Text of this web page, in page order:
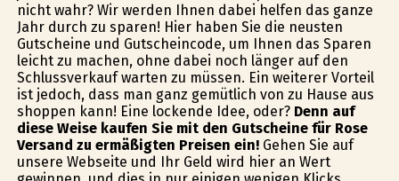
nicht wahr? Wir werden Ihnen dabei helfen das ganze
Jahr durch zu sparen! Hier haben Sie die neusten
Gutscheine und Gutscheincode, um Ihnen das Sparen
leicht zu machen, ohne dabei noch länger auf den
Schlussverkauf warten zu müssen. Ein weiterer Vorteil
ist jedoch, dass man ganz gemütlich von zu Hause aus
shoppen kann! Eine lockende Idee, oder? Denn auf
diese Weise kaufen Sie mit den Gutscheine für Rose
Versand zu ermäßigten Preisen ein!Gehen Sie auf
unsere Webseite und Ihr Geld wird hier an Wert